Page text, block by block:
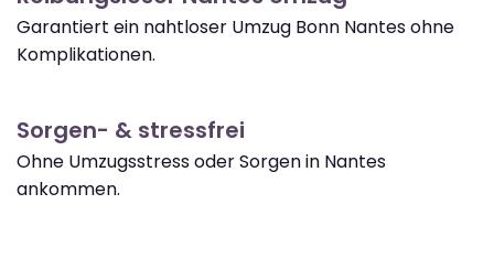
Garantiert ein nahtloser Umzug Bonn Nantes ohne
Komplikationen.
Sorgen- & stressfrei
Ohne Umzugsstress oder Sorgen in Nantes
ankommen.